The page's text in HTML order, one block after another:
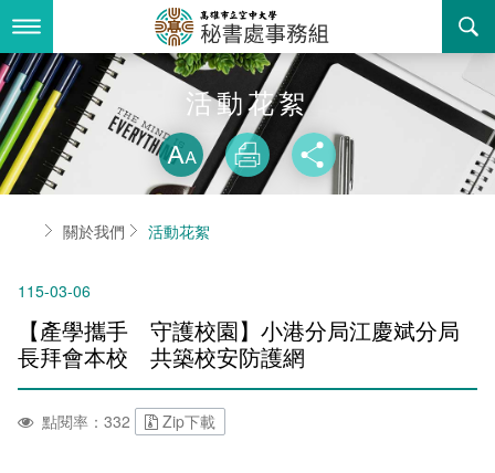
到
要
內
容
最新消息
關於我們
組織職掌
聯絡資訊
活動花絮
諮詢信箱
業務服務
法令規章
遊說資訊專區
常見問答
書表下載
回空大首頁
活動花絮
略過字型切
放大
列印 分享
首頁關於我們 活動花絮
115-03-06
【產學攜手 守護校園】小港分局江慶斌分局
長拜會本校 共築校安防護網
點閱率：332 Zip下載